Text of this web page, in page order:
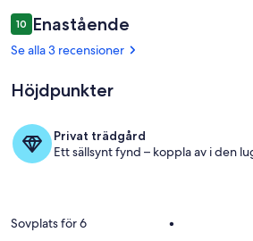
Detalj
Recensioner
1010 av 10,
Enastående
Se alla 3 recensioner
Höjdpunkter
Privat trädgård
Ett sällsynt fynd – koppla av i den
Sovplats för 6 •